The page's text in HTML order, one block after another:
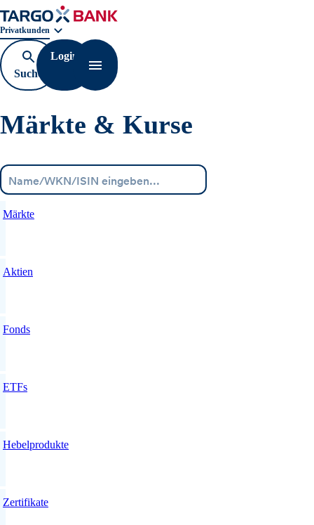
Geschäftsbereichnavigation. Aktuelle Auswahl:
Privatkunden
Suche
öffnen
Login
Navigation öffnen
Märkte & Kurse
Märkte
Aktien
Fonds
ETFs
Hebelprodukte
Zertifikate